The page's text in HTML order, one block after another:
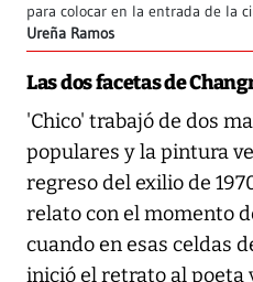
para colocar en la entrada de la
Ureña Ramos
Las dos facetas de
'Chico' trabajó de dos
populares y la pintura
regreso del exilio de
relato con el momento
cuando en esas celdas
inició el retrato al poeta